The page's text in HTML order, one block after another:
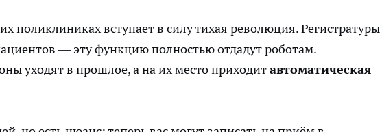
поликлиниках вступает в силу тихая революция. Регистратуры
— эту функцию полностью отдадут роботам.
уходят в прошлое, а на их место приходитавтоматическая